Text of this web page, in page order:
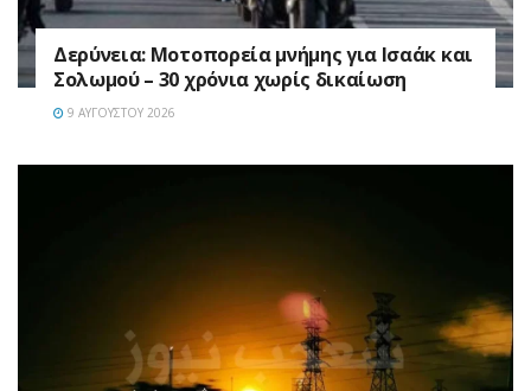
Δερύνεια: Μοτοπορεία μνήμης για Ισαάκ και
Σολωμού – 30 χρόνια χωρίς δικαίωση
9 ΑΥΓΟΎΣΤΟΥ 2026